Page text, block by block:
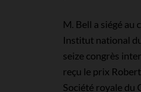
M. Bell a siégé au
Institut national
seize congrès
reçu le prix
Société royale du